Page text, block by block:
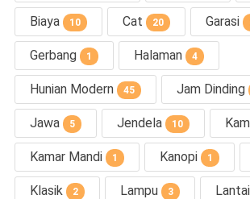
Biaya 10 Cat 20 Garasi
Gerbang 1 Halaman 4
Hunian Modern 45 Jam Dinding
Jawa 5 Jendela 10
Kamar Mandi 1 Kanopi 1
Klasik 2 Lampu 3 Lantai